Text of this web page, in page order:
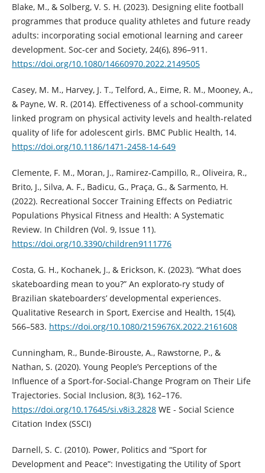
Blake, M., & Solberg, V. S. H. (2023). Designing elite football
programmes that produce quality athletes and future ready
adults: incorporating social emotional learning and career
development. Soc-cer and Society, 24(6), 896–911.
https://doi.org/10.1080/14660970.2022.2149505
Casey, M. M., Harvey, J. T., Telford, A., Eime, R. M., Mooney, A.,
& Payne, W. R. (2014). Effectiveness of a school-community
linked program on physical activity levels and health-related
quality of life for adolescent girls. BMC Public Health, 14.
https://doi.org/10.1186/1471-2458-14-649
Clemente, F. M., Moran, J., Ramirez-Campillo, R., Oliveira, R.,
Brito, J., Silva, A. F., Badicu, G., Praça, G., & Sarmento, H.
(2022). Recreational Soccer Training Effects on Pediatric
Populations Physical Fitness and Health: A Systematic
Review. In Children (Vol. 9, Issue 11).
https://doi.org/10.3390/children9111776
Costa, G. H., Kochanek, J., & Erickson, K. (2023). “What does
skateboarding mean to you?” An explorato-ry study of
Brazilian skateboarders’ developmental experiences.
Qualitative Research in Sport, Exercise and Health, 15(4),
566–583. https://doi.org/10.1080/2159676X.2022.2161608
Cunningham, R., Bunde-Birouste, A., Rawstorne, P., &
Nathan, S. (2020). Young People’s Perceptions of the
Influence of a Sport-for-Social-Change Program on Their Life
Trajectories. Social Inclusion, 8(3), 162–176.
https://doi.org/10.17645/si.v8i3.2828WE - Social Science
Citation Index (SSCI)
Darnell, S. C. (2010). Power, Politics and “Sport for
Development and Peace”: Investigating the Utility of Sport